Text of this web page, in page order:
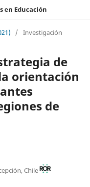
en Educación
/ Investigación
de
orientación
de
Chile